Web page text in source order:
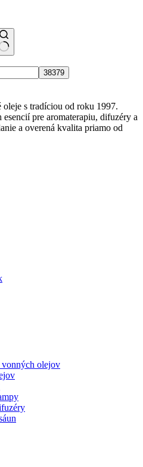
oleje s tradíciou od roku 1997.
pre aromaterapiu, difuzéry a
a overená kvalita priamo od
vonných olejov